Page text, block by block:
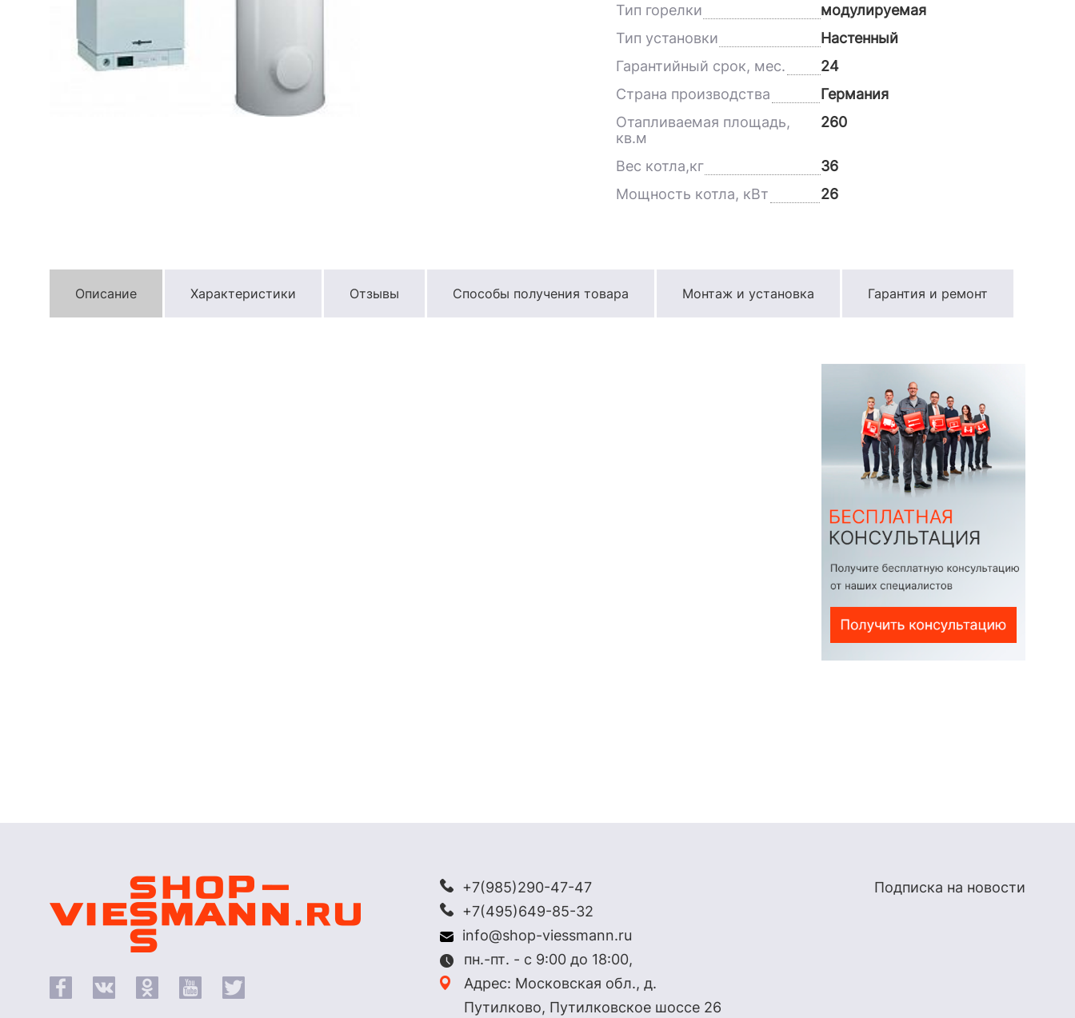
Тип горелки
модулируемая
Тип установки
Настенный
Гарантийный срок, мес.
24
Страна производства
Германия
Отапливаемая площадь,
кв.м
260
Вес котла,кг
36
Мощность котла, кВт
26
Описание Характеристики Отзывы Способы получения товара Монтаж и установка Гарантия и ремонт
+7(985)290-47-47
+7(495)649-85-32
info@shop-viessmann.ru
пн.-пт. - с 9:00 до 18:00,
Адрес: Московская обл., д.
Путилково, Путилковское шоссе 26
Подписка на новости